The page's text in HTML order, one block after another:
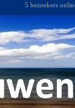
5 bezoekers